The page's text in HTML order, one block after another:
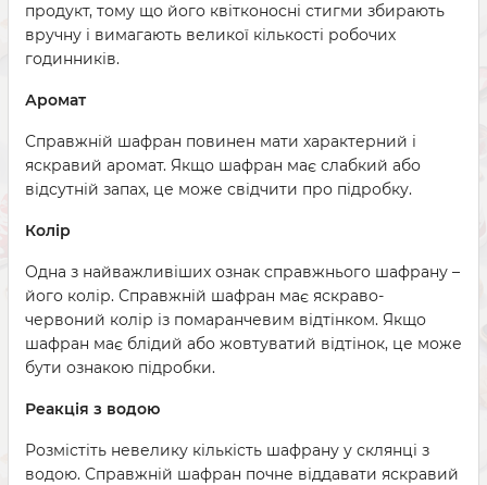
продукт, тому що його квітконосні стигми збирають
вручну і вимагають великої кількості робочих
годинників.
Аромат
Справжній шафран повинен мати характерний і
яскравий аромат. Якщо шафран має слабкий або
відсутній запах, це може свідчити про підробку.
Колір
Одна з найважливіших ознак справжнього шафрану –
його колір. Справжній шафран має яскраво-
червоний колір із помаранчевим відтінком. Якщо
шафран має блідий або жовтуватий відтінок, це може
бути ознакою підробки.
Реакція з водою
Розмістіть невелику кількість шафрану у склянці з
водою. Справжній шафран почне віддавати яскравий